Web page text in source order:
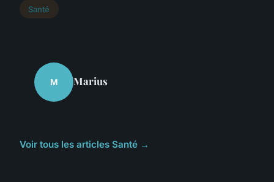
Santé
M Marius
Voir tous les articles Santé →